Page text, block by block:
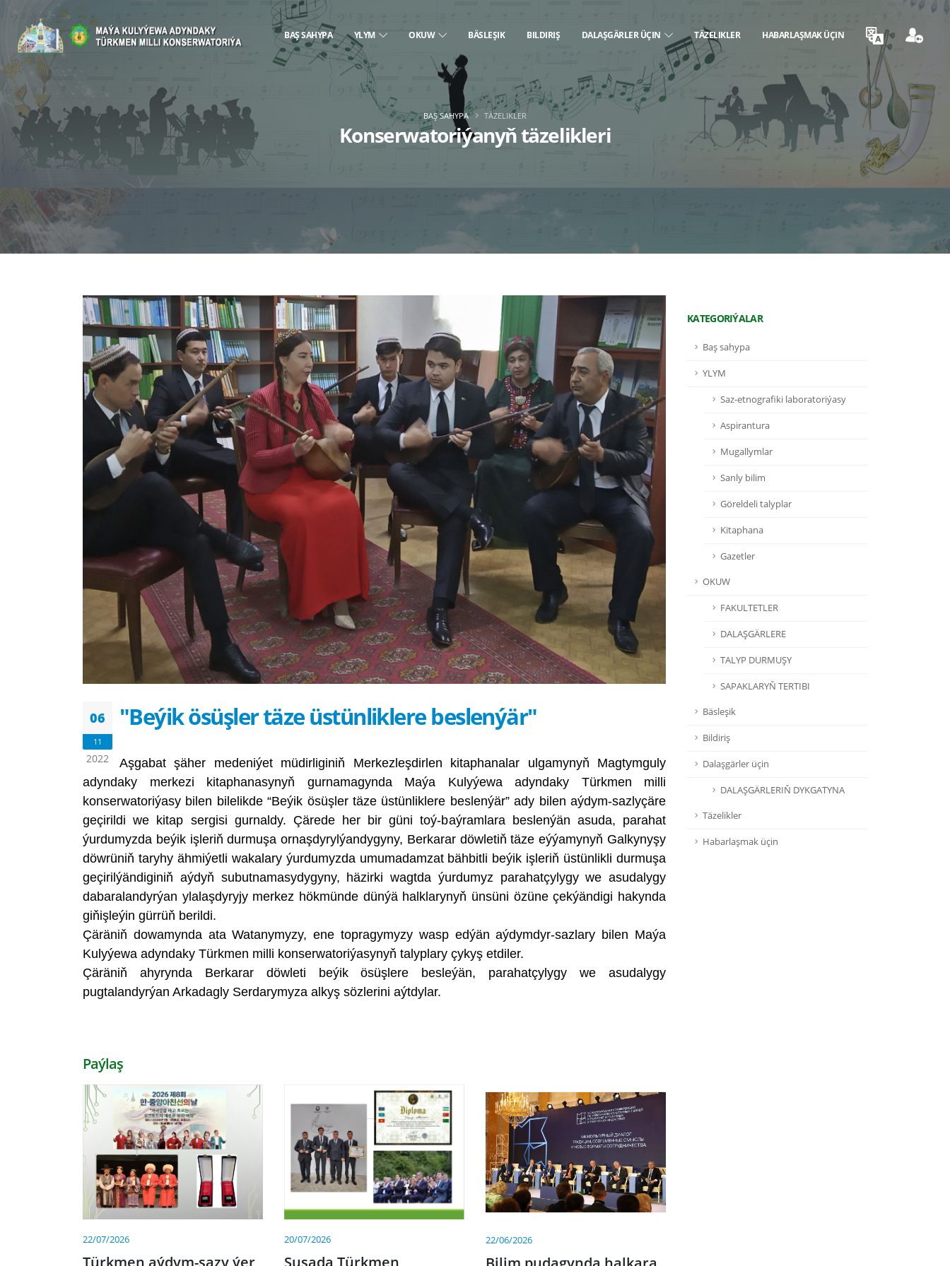
BAŞ SAHYPA YLYM OKUW BÄSLEŞIK BILDIRIŞ DALAŞGÄRLER ÜÇIN TÄZELIKLER HABARLAŞMAK ÜÇIN
Konserwatoriýanyň täzelikleri
BAŞ SAHYPA TÄZELIKLER
06
11
2022
"Beýik ösüşler täze üstünliklere beslenýär"
Aşgabat şäher medeniýet müdirliginiň Merkezleşdirlen kitaphanalar ulgamynyň Magtymguly
adyndaky merkezi kitaphanasynyň gurnamagynda Maýa Kulyýewa adyndaky Türkmen milli
konserwatoriýasy bilen bilelikde “Beýik ösüşler täze üstünliklere beslenýär” ady bilen aýdym-sazlyçäre
geçirildi we kitap sergisi gurnaldy. Çärede her bir güni toý-baýramlara beslenýän asuda, parahat
ýurdumyzda beýik işleriň durmuşa ornaşdyrylýandygyny, Berkarar döwletiň täze eýýamynyň Galkynyşy
döwrüniň taryhy ähmiýetli wakalary ýurdumyzda umumadamzat bähbitli beýik işleriň üstünlikli durmuşa
geçirilýändiginiň aýdyň subutnamasydygyny, häzirki wagtda ýurdumyz parahatçylygy we asudalygy
dabaralandyrýan ylalaşdyryjy merkez hökmünde dünýä halklarynyň ünsüni özüne çekýändigi hakynda
giňişleýin gürrüň berildi.
Çäräniň dowamynda ata Watanymyzy, ene topragymyzy wasp edýän aýdymdyr-sazlary bilen Maýa
Kulyýewa adyndaky Türkmen milli konserwatoriýasynyň talyplary çykyş etdiler.
Çäräniň ahyrynda Berkarar döwleti beýik ösüşlere besleýän, parahatçylygy we asudalygy
pugtalandyrýan Arkadagly Serdarymyza alkyş sözlerini aýtdylar.
Paýlaş
22/07/2026 20/07/2026
Şuşada Türkmen
22/06/2026
KATEGORIÝALAR
Baş sahypa
YLYM
Saz-etnografiki laboratoriýasy
Aspirantura
Mugallymlar
Sanly bilim
Göreldeli talyplar
Kitaphana
Gazetler
OKUW
FAKULTETLER
DALAŞGÄRLERE
TALYP DURMUŞY
SAPAKLARYŇ TERTIBI
Bäsleşik
Bildiriş
Dalaşgärler üçin
DALAŞGÄRLERIŇ DYKGATYNA
Täzelikler
Habarlaşmak üçin